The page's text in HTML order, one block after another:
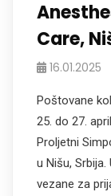
Care,
16.01.2025
Poštovane
25. do 27.
Proljetni
u Nišu,
vezane za